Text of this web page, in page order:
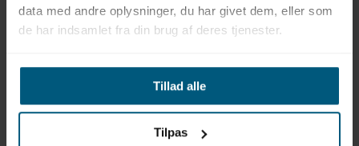
data med andre oplysninger, du har givet dem, eller som
de har indsamlet fra din brug af deres tjenester.
Tillad alle
Tilpas